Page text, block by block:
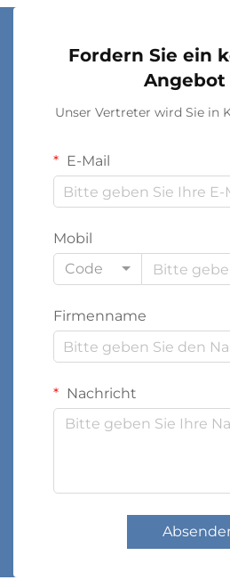
Fordern Sie ein
Angebot
Unser Vertreter wird Sie in
E-Mail
Mobil
Code
Firmenname
Nachricht